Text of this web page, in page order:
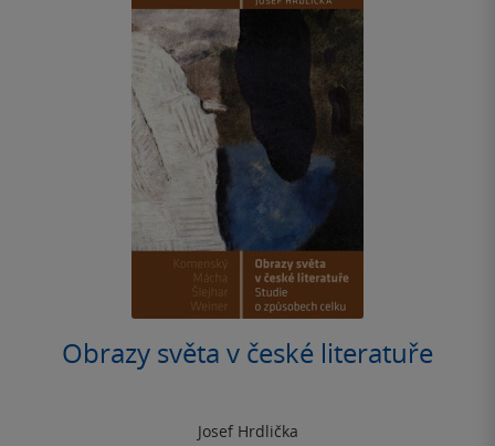
Obrazy světa v české literatuře
Josef Hrdlička